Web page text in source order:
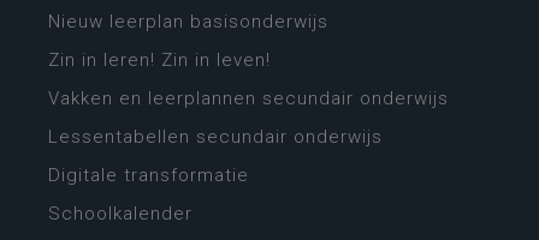
Nieuw leerplan basisonderwijs
Zin in leren! Zin in leven!
Vakken en leerplannen secundair onderwijs
Lessentabellen secundair onderwijs
Digitale transformatie
Schoolkalender